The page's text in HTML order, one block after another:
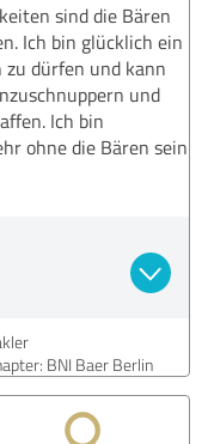
sind die Bären
Ich bin glücklich ein
zu dürfen und kann
und
Ich bin
ohne die Bären sein
BNI Baer Berlin